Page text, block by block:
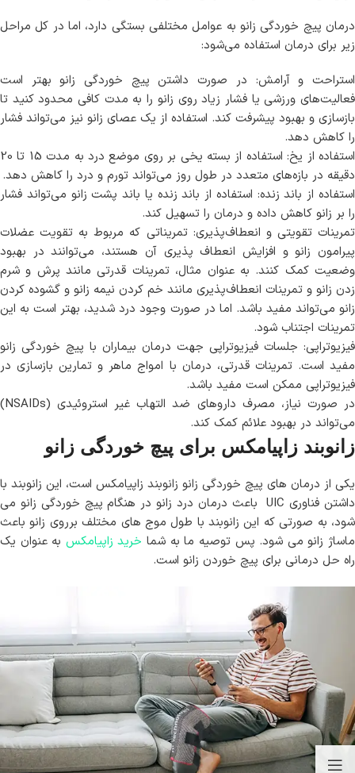
درمان پیچ خوردگی زانو به عوامل مختلفی بستگی دارد، اما در کل مراحل
زیر برای درمان استفاده می‌شود:
استراحت و آرامش: در صورت داشتن پیچ خوردگی زانو بهتر است
فعالیت‌های ورزشی یا فشار زیاد روی زانو را به مدت کافی محدود کنید تا
بازسازی و بهبود پیشرفت کند. استفاده از یک عصای زانو نیز می‌تواند فشار
را کاهش دهد.
استفاده از یخ: استفاده از بسته یخی بر روی موضع درد به مدت 15 تا 20
دقیقه در بازه‌های متعدد در طول روز می‌تواند تورم و درد را کاهش دهد.
استفاده از باند زنده: استفاده از باند زنده یا باند پشت زانو می‌تواند فشار
را بر زانو کاهش داده و درمان را تسهیل کند.
تمرینات تقویتی و انعطاف‌پذیری: تمریناتی که مربوط به تقویت عضلات
پیرامون زانو و افزایش انعطاف پذیری آن هستند، می‌توانند در بهبود
وضعیت کمک کنند. به عنوان مثال، تمرینات قدرتی مانند پرش و شرم
زدن زانو و تمرینات انعطاف‌پذیری مانند خم کردن نیمه زانو و گشوده کردن
زانو می‌تواند مفید باشد. اما در صورت وجود درد شدید، بهتر است به این
تمرینات اجتناب شود.
فیزیوتراپی: جلسات فیزیوتراپی جهت درمان بیماران با پیچ خوردگی زانو
مفید است. تمرینات قدرتی، درمان با امواج ماهر و تمارین بازسازی در
فیزیوتراپی ممکن است مفید باشد.
در صورت نیاز، مصرف داروهای ضد التهاب غیر استروئیدی (NSAIDs)
می‌تواند در بهبود علائم کمک کند.
زانوبند زاپیامکس برای پیچ خوردگی زانو
یکی از درمان های پیچ خوردگی زانو زانوبند زاپیامکس است، این زانوبند با
داشتن فناوری UIC باعث درمان درد زانو در هنگام پیچ خوردگی زانو می
شود، به صورتی که این زانوبند با طول موج های مختلف برروی زانو باعث
ماساژ زانو می شود. پس توصیه ما به شما خرید زاپیامکس به عنوان یک
راه حل درمانی برای پیچ خوردن زانو است.